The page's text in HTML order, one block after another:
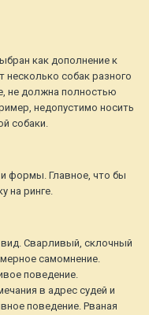
как дополнение к
несколько собак разного
не должна полностью
недопустимо носить
собаки.
формы. Главное, что бы
на ринге.
Сварливый, склочный
самомнение.
поведение.
в адрес судей и
поведение. Рваная